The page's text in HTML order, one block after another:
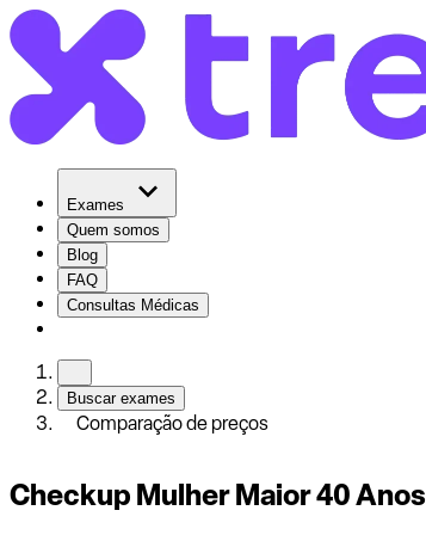
Exames
Quem somos
Blog
FAQ
Consultas Médicas
Buscar exames
Comparação de preços
Checkup Mulher Maior 40 Anos